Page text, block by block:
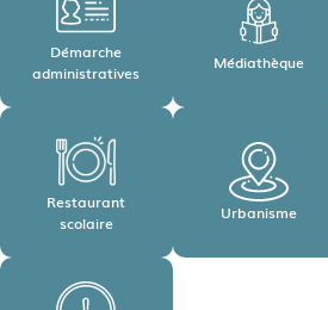
Démarche
administratives
Médiathèque
Restaurant
scolaire
Urbanisme